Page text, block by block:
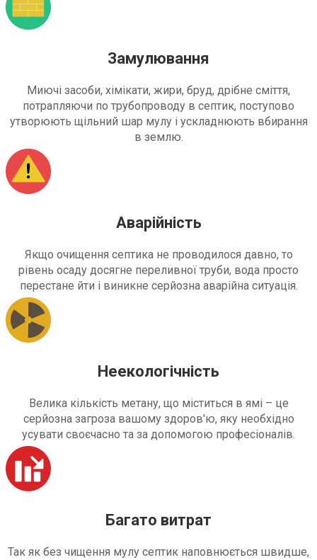
Замулювання
Миючі засоби, хімікати, жири, бруд, дрібне сміття,
потрапляючи по трубопроводу в септик, поступово
утворюють щільний шар мулу і ускладнюють вбирання
в землю.
Аварійність
Якщо очищення септика не проводилося давно, то
рівень осаду досягне переливної труби, вода просто
перестане йти і виникне серйозна аварійна ситуація.
Неекологічність
Велика кількість метану, що міститься в ямі – це
серйозна загроза вашому здоров'ю, яку необхідно
усувати своєчасно та за допомогою професіоналів.
Багато витрат
Так як без чищення мулу септик наповнюється швидше,